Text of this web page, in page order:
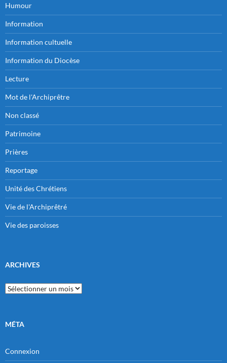
Humour
Information
Information cultuelle
Information du Diocèse
Lecture
Mot de l'Archiprêtre
Non classé
Patrimoine
Prières
Reportage
Unité des Chrétiens
Vie de l'Archiprêtré
Vie des paroisses
ARCHIVES
Archives
MÉTA
Connexion